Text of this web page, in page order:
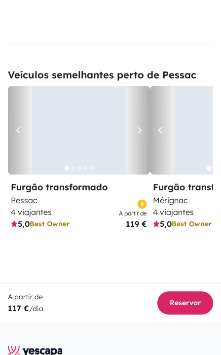
Veículos semelhantes perto de Pessac
Furgão transformado
Pessac
4 viajantes
5,0Best Owner
A partir de
119 €
Furgão
Mérignac
4 viajantes
5,0Best Owner
A partir de
117 €/dia
Reservar